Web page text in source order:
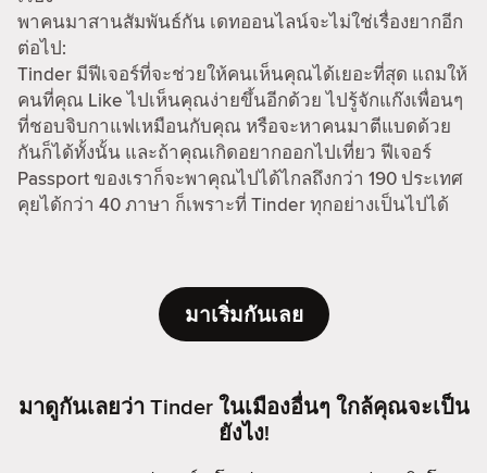
พาคนมาสานสัมพันธ์กัน เดทออนไลน์จะไม่ใช่เรื่องยากอีก
ต่อไป:
Tinder มีฟีเจอร์ที่จะช่วยให้คนเห็นคุณได้เยอะที่สุด แถมให้
คนที่คุณ Like ไปเห็นคุณง่ายขึ้นอีกด้วย ไปรู้จักแก๊งเพื่อนๆ
ที่ชอบจิบกาแฟเหมือนกับคุณ หรือจะหาคนมาตีแบดด้วย
กันก็ได้ทั้งนั้น และถ้าคุณเกิดอยากออกไปเที่ยว ฟีเจอร์
Passport ของเราก็จะพาคุณไปได้ไกลถึงกว่า 190 ประเทศ
คุยได้กว่า 40 ภาษา ก็เพราะที่ Tinder ทุกอย่างเป็นไปได้
มาเริ่มกันเลย
มาดูกันเลยว่า Tinder ในเมืองอื่นๆ ใกล้คุณจะเป็น
ยังไง!